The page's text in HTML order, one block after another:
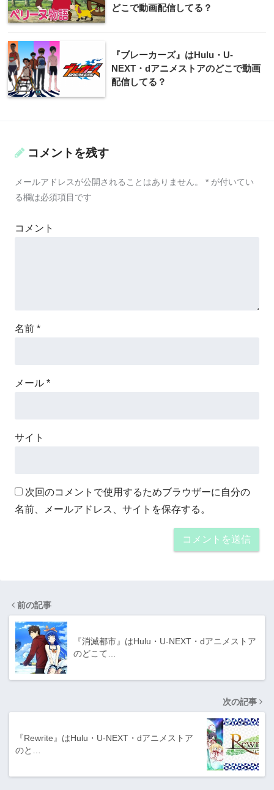
どこで動画配信してる？
『ブレーカーズ』はHulu・U-
NEXT・dアニメストアのどこで動画
配信してる？
コメントを残す
メールアドレスが公開されることはありません。 * が付いてい
る欄は必須項目です
コメント
名前 *
メール *
サイト
次回のコメントで使用するためブラウザーに自分の
名前、メールアドレス、サイトを保存する。
前の記事
『消滅都市』はHulu・U-NEXT・dアニメストア
のどこて…
次の記事
『Rewrite』はHulu・U-NEXT・dアニメストア
のと…